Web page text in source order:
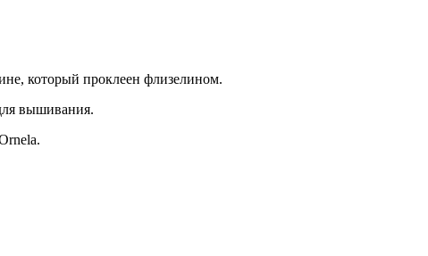
который проклеен флизелином.
вышивания.